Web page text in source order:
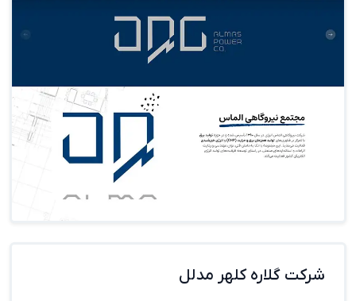
شرکت گلاره کلهر مدلل